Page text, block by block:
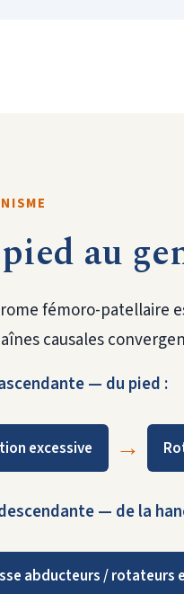
au
fémoro-patellaire
causales
— du pied :
excessive →
— de la
abducteurs / rotateurs